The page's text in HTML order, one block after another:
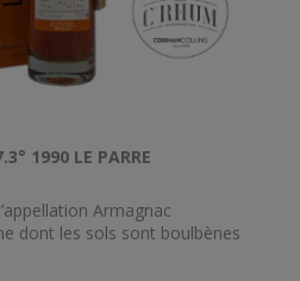
1990 LE PARRE
Armagnac
dont les sols sont boulbènes